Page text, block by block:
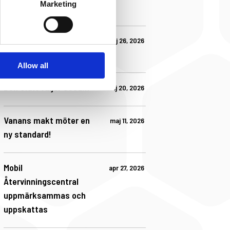
Marketing
Allow all
Team Sesam
maj 26, 2026
årsmöte i Västerås
maj 20, 2026
maj 11, 2026
Vanans makt möter en
ny standard!
apr 27, 2026
Mobil
Återvinningscentral
uppmärksammas och
uppskattas